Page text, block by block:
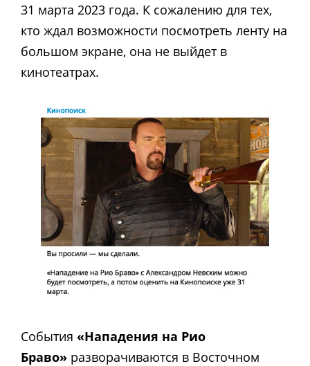
31 марта 2023 года. К сожалению для тех,
кто ждал возможности посмотреть ленту на
большом экране, она не выйдет в
кинотеатрах.
События «Нападения на Рио
Браво» разворачиваются в Восточном